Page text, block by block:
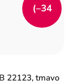
22123, tmavo
(–34